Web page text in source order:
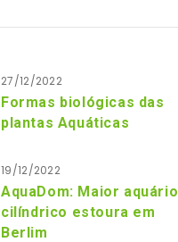
27/12/2022
Formas biológicas das
plantas Aquáticas
19/12/2022
AquaDom: Maior aquário
cilíndrico estoura em
Berlim